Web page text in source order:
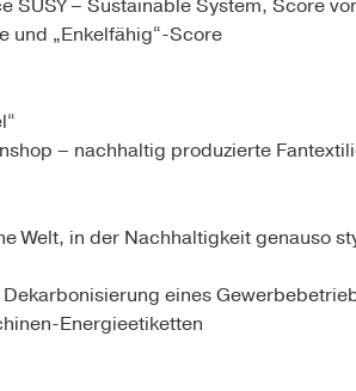
SUSY – Sustainable System, Score
und „Enkelfähig“-Score
– nachhaltig produzierte
Welt, in der Nachhaltigkeit genauso
eines
Energieetiketten